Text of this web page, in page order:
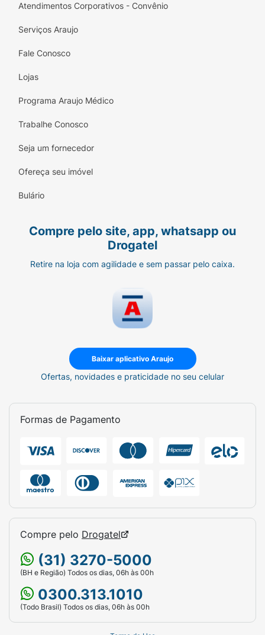
Atendimentos Corporativos - Convênio
Serviços Araujo
Fale Conosco
Lojas
Programa Araujo Médico
Trabalhe Conosco
Seja um fornecedor
Ofereça seu imóvel
Bulário
Compre pelo site, app, whatsapp ou
Drogatel
Retire na loja com agilidade e sem passar pelo caixa.
Baixar aplicativo Araujo
Ofertas, novidades e praticidade no seu celular
Formas de Pagamento
Compre pelo Drogatel
(31) 3270-5000
(BH e Região) Todos os dias, 06h às 00h
0300.313.1010
(Todo Brasil) Todos os dias, 06h às 00h